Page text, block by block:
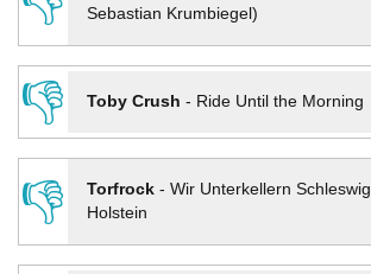
Sebastian Krumbiegel)
👎
Toby Crush - Ride Until the Morning
👎
Torfrock- Wir Unterkellern Schleswig
Holstein